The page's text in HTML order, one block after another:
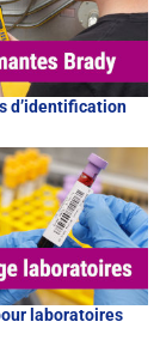
d’identification
laboratoires